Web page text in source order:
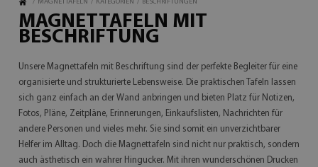
/ MAGNETTAFELN / KATEGORIEN / BESCHRIFTUNGEN
MAGNETTAFELN MIT
BESCHRIFTUNG
Unsere Magnettafeln mit Beschriftung sind der perfekte Begleiter für eine
organisierte und strukturierte Lebensweise. Die praktischen Tafeln lassen
sich ganz einfach an der Wand anbringen und bieten Platz für Notizen,
Fotos, Pläne, Zeitpläne, Erinnerungen, Einkaufslisten, Nachrichten für
andere Personen und vieles mehr. Sie sind somit ein unverzichtbarer
Helfer im Alltag. Doch die Magnettafeln sind nicht nur praktisch, sondern
auch ästhetisch ein wahrer Hingucker. Mit ihren wunderschönen Drucken